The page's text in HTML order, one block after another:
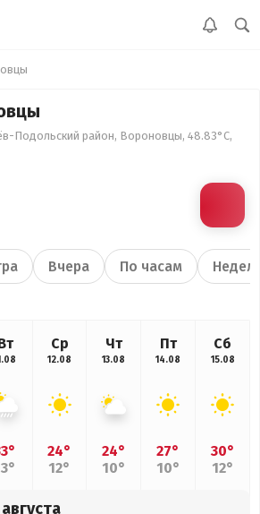
Подольский район, Вороновцы, 48.83°С,
Вчера По часам
Ср
12.08
24°
12°
Чт
13.08
24°
10°
Пт
14.08
27°
10°
Сб
15.08
30°
12°